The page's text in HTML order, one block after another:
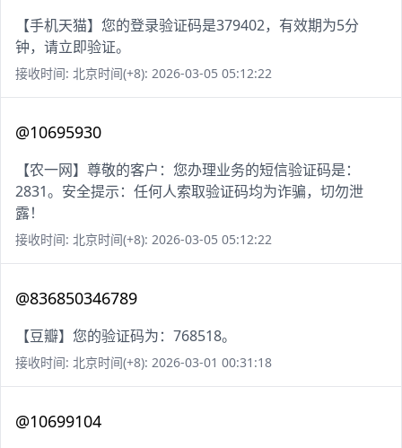
【手机天猫】您的登录验证码是379402，有效期为5分
钟，请立即验证。
接收时间: 北京时间(+8): 2026-03-05 05:12:22
@10695930
【农一网】尊敬的客户：您办理业务的短信验证码是：
2831。安全提示：任何人索取验证码均为诈骗，切勿泄
露！
接收时间: 北京时间(+8): 2026-03-05 05:12:22
@836850346789
【豆瓣】您的验证码为：768518。
接收时间: 北京时间(+8): 2026-03-01 00:31:18
@10699104